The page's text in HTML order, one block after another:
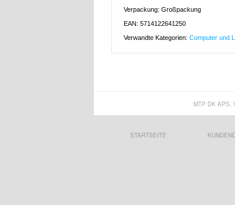
Verpackung: Großpackung
EAN: 5714122641250
Verwandte Kategorien: Computer und
MTP DK APS,
STARTSEITE